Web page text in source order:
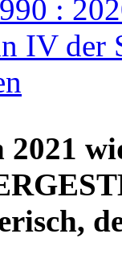
:
IV der
2021